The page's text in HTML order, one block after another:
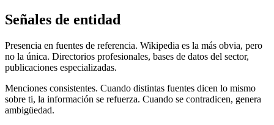
Señales de entidad
Presencia en fuentes de referencia. Wikipedia es la más obvia, pero
no la única. Directorios profesionales, bases de datos del sector,
publicaciones especializadas.
Menciones consistentes. Cuando distintas fuentes dicen lo mismo
sobre ti, la información se refuerza. Cuando se contradicen, genera
ambigüedad.